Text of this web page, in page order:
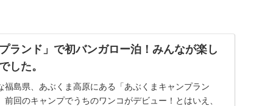
ランド」で初バンガロー泊！みんなが楽し
した。
福島県、あぶくま高原にある「あぶくまキャンプラン
回のキャンプでうちのワンコがデビュー！とはいえ、